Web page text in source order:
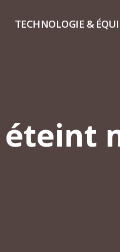
TECHNOLOGIE &